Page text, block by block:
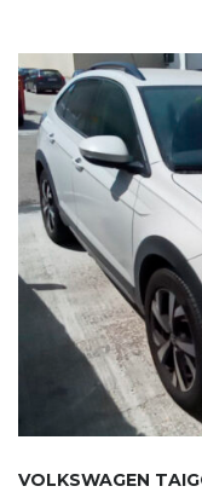
VOLKSWAGEN